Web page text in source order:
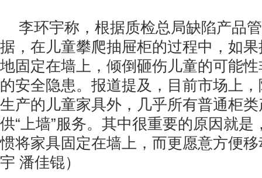
李环宇称，根据质检总局缺陷产品
据，在儿童攀爬抽屉柜的过程中，如
地固定在墙上，倾倒砸伤儿童的可能
的安全隐患。报道提及，目前市场上
生产的儿童家具外，几乎所有普通柜类
供“上墙”服务。其中很重要的原因就是
惯将家具固定在墙上，而更愿意方便
宇 潘佳锟）